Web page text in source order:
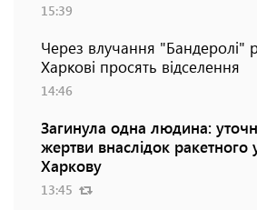
15:39
Через влучання "Бандеролі"
Харкові просять відселення
14:46
Загинула одна людина:
жертви внаслідок ракетного
Харкову
13:45